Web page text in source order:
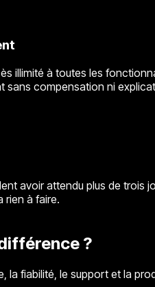
illimité à toutes les
sans compensation ni
avoir attendu plus de
rien à faire.
?
fiabilité, le support et la